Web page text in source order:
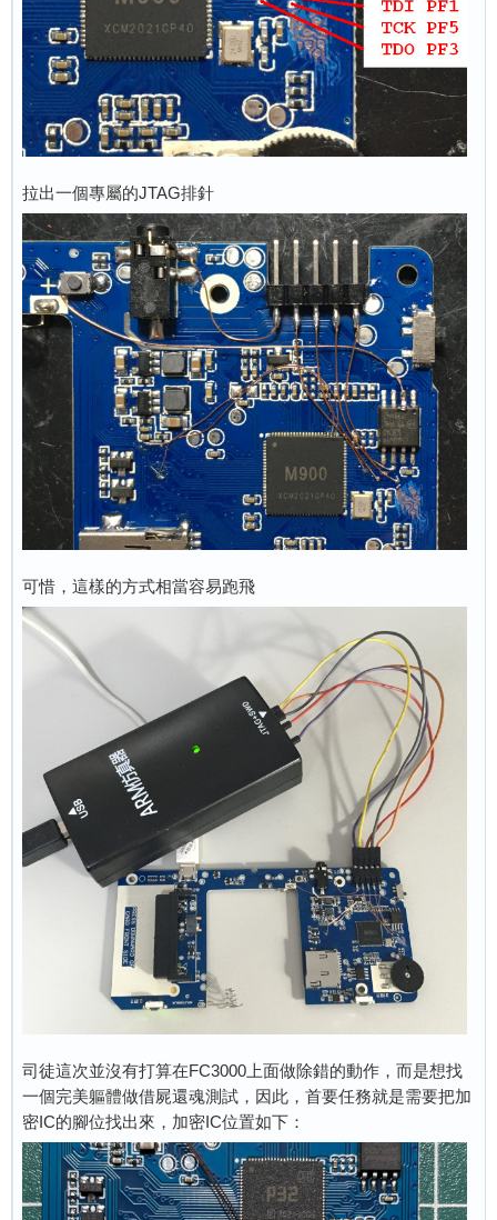
拉出一個專屬的JTAG排針
可惜，這樣的方式相當容易跑飛
司徒這次並沒有打算在FC3000上面做除錯的動作，而是想找
一個完美軀體做借屍還魂測試，因此，首要任務就是需要把加
密IC的腳位找出來，加密IC位置如下：